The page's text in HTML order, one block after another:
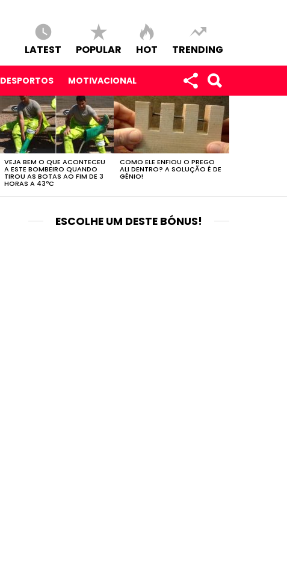
LATEST POPULAR HOT TRENDING
DESPORTOS MOTIVACIONAL
VEJA BEM O QUE ACONTECEU
A ESTE BOMBEIRO QUANDO
TIROU AS BOTAS AO FIM DE 3
HORAS A 43ºC
COMO ELE ENFIOU O PREGO
ALI DENTRO? A SOLUÇÃO É DE
GÉNIO!
ESCOLHE UM DESTE BÓNUS!